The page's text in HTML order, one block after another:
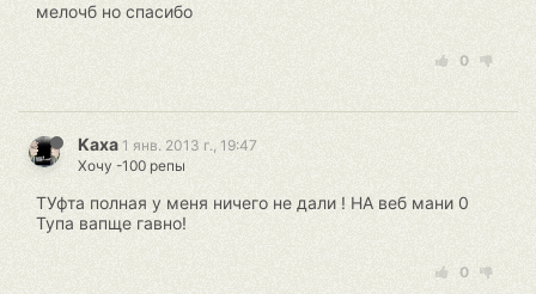
мелочб но спасибо
0
Kaxa 1 янв. 2013 г., 19:47
Хочу -100 репы
ТУфта полная у меня ничего не дали ! НА веб мани 0
Тупа вапще гавно!
0